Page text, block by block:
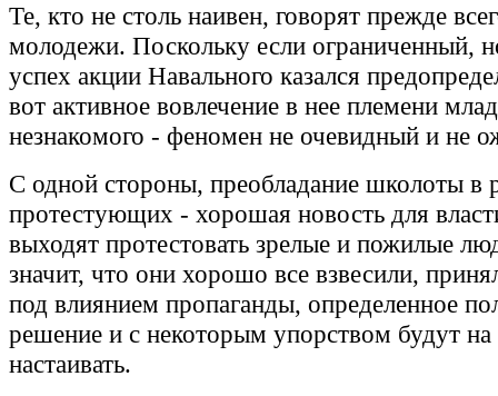
Те, кто не столь наивен, говорят прежде
молодежи. Поскольку если ограниченный,
успех акции Навального казался
вот активное вовлечение в нее племени
незнакомого - феномен не очевидный и не
С одной стороны, преобладание школоты в
протестующих - хорошая новость для
выходят протестовать зрелые и пожилые
значит, что они хорошо все взвесили,
под влиянием пропаганды, определенное
решение и с некоторым упорством будут
настаивать.